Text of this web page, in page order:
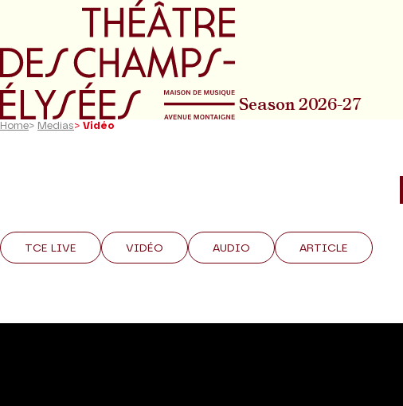
Go to main menu Go to content
Season 2026-27
Home> Medias> Vidéo
TCE LIVE VIDÉO AUDIO ARTICLE